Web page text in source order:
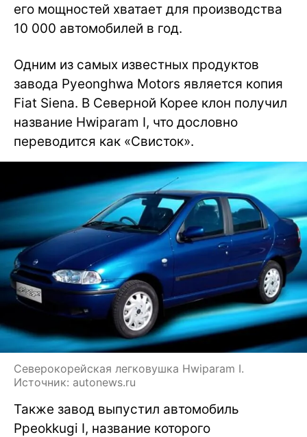
его мощностей хватает для производства
10 000 автомобилей в год.
Одним из самых известных продуктов
завода Pyeonghwa Motors является копия
Fiat Siena. В Северной Корее клон получил
название Hwiparam I, что дословно
переводится как «Свисток».
Северокорейская легковушка Hwiparam I.
Источник: autonews.ru
Также завод выпустил автомобиль
Ppeokkugi I, название которого